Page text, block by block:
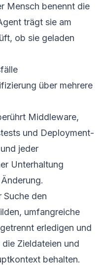
Mensch benennt die
trägt sie am
ob sie geladen
über mehrere
Middleware,
und Deployment-
jeder
Unterhaltung
Suche den
umfangreiche
erledigen und
Zieldateien und
behalten.